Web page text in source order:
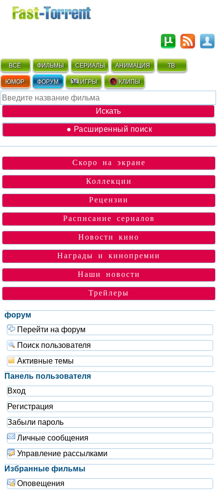
ВСЁ ФИЛЬМЫ СЕРИАЛЫ АНИМАЦИЯ ТВ
ЮМОР ФОРУМ ИГРЫ КЛИПЫ
● Расширенный поиск
Скоро на экране
Коллекции
Рецензии
Расписание сериалов
Новости кино
Награды и кинопремии
Наши новости
Трейлеры
форум
Перейти на форум
Поиск пользователя
Активные темы
Панель пользователя
Вход
Регистрация
Забыли пароль
Личные сообщения
Управление рассылками
Избранные фильмы
Оповещения